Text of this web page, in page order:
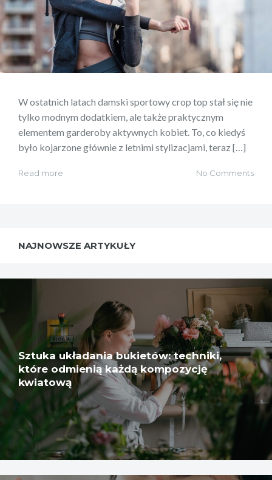
W ostatnich latach damski sportowy crop top stał się nie
tylko modnym dodatkiem, ale także praktycznym
elementem garderoby aktywnych kobiet. To, co kiedyś
było kojarzone głównie z letnimi stylizacjami, teraz […]
Read more No Comments
NAJNOWSZE ARTYKUŁY
Sztuka układania bukietów: techniki,
które odmienią każdą kompozycję
kwiatową